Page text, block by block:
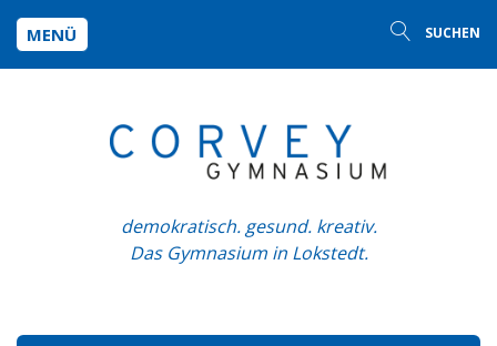
MENÜ SUCHEN
demokratisch. gesund. kreativ.
Das Gymnasium in Lokstedt.